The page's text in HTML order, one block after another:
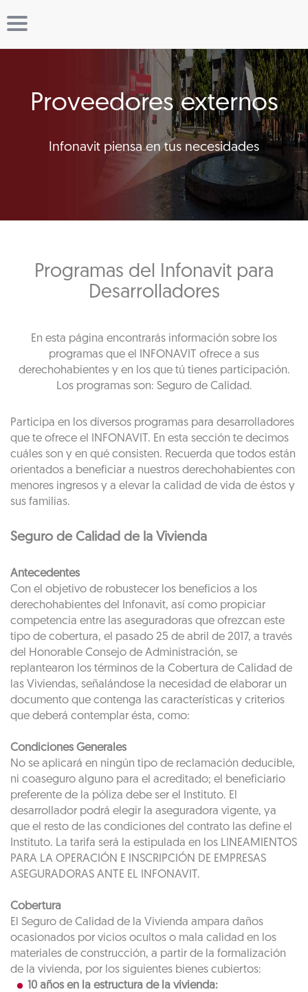
Proveedores externos
Infonavit piensa en tus necesidades
Programas del Infonavit para
Desarrolladores
En esta página encontrarás información sobre los
programas que el INFONAVIT ofrece a sus
derechohabientes y en los que tú tienes participación.
Los programas son: Seguro de Calidad.
Participa en los diversos programas para desarrolladores
que te ofrece el INFONAVIT. En esta sección te decimos
cuáles son y en qué consisten. Recuerda que todos están
orientados a beneficiar a nuestros derechohabientes con
menores ingresos y a elevar la calidad de vida de éstos y
sus familias.
Seguro de Calidad de la Vivienda
Antecedentes
Con el objetivo de robustecer los beneficios a los
derechohabientes del Infonavit, así como propiciar
competencia entre las aseguradoras que ofrezcan este
tipo de cobertura, el pasado 25 de abril de 2017, a través
del Honorable Consejo de Administración, se
replantearon los términos de la Cobertura de Calidad de
las Viviendas, señalándose la necesidad de elaborar un
documento que contenga las características y criterios
que deberá contemplar ésta, como:
Condiciones Generales
No se aplicará en ningún tipo de reclamación deducible,
ni coaseguro alguno para el acreditado; el beneficiario
preferente de la póliza debe ser el Instituto. El
desarrollador podrá elegir la aseguradora vigente, ya
que el resto de las condiciones del contrato las define el
Instituto. La tarifa será la estipulada en los LINEAMIENTOS
PARA LA OPERACIÓN E INSCRIPCIÓN DE EMPRESAS
ASEGURADORAS ANTE EL INFONAVIT.
Cobertura
El Seguro de Calidad de la Vivienda ampara daños
ocasionados por vicios ocultos o mala calidad en los
materiales de construcción, a partir de la formalización
de la vivienda, por los siguientes bienes cubiertos:
10 años en la estructura de la vivienda: